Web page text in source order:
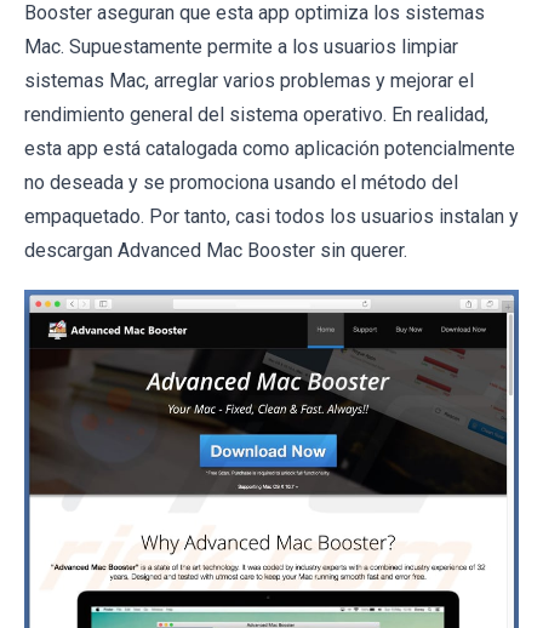
Booster aseguran que esta app optimiza los sistemas
Mac. Supuestamente permite a los usuarios limpiar
sistemas Mac, arreglar varios problemas y mejorar el
rendimiento general del sistema operativo. En realidad,
esta app está catalogada como aplicación potencialmente
no deseada y se promociona usando el método del
empaquetado. Por tanto, casi todos los usuarios instalan y
descargan Advanced Mac Booster sin querer.